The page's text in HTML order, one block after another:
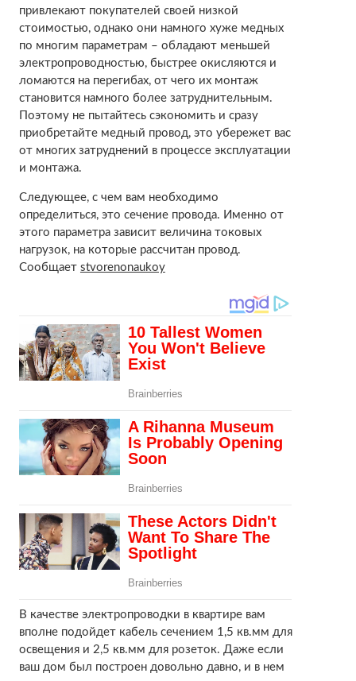
привлекают покупателей своей низкой
стоимостью, однако они намного хуже медных
по многим параметрам – обладают меньшей
электропроводностью, быстрее окисляются и
ломаются на перегибах, от чего их монтаж
становится намного более затруднительным.
Поэтому не пытайтесь сэкономить и сразу
приобретайте медный провод, это убережет вас
от многих затруднений в процессе эксплуатации
и монтажа.
Следующее, с чем вам необходимо
определиться, это сечение провода. Именно от
этого параметра зависит величина токовых
нагрузок, на которые рассчитан провод.
Сообщает stvorenonaukoy
В качестве электропроводки в квартире вам
вполне подойдет кабель сечением 1,5 кв.мм для
освещения и 2,5 кв.мм для розеток. Даже если
ваш дом был построен довольно давно, и в нем